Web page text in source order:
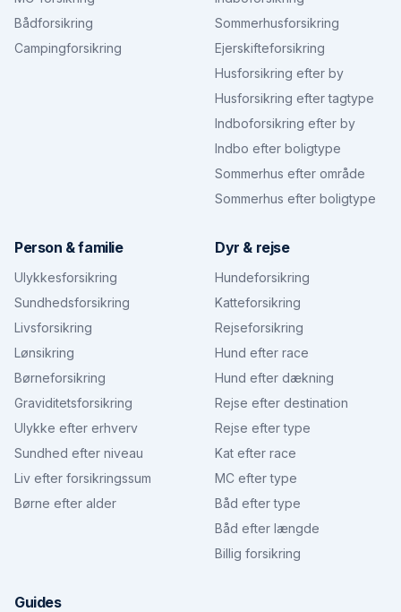
Bådforsikring
Campingforsikring
Sommerhusforsikring
Ejerskifteforsikring
Husforsikring efter by
Husforsikring efter tagtype
Indboforsikring efter by
Indbo efter boligtype
Sommerhus efter område
Sommerhus efter boligtype
Person & familie
Ulykkesforsikring
Sundhedsforsikring
Livsforsikring
Lønsikring
Børneforsikring
Graviditetsforsikring
Ulykke efter erhverv
Sundhed efter niveau
Liv efter forsikringssum
Børne efter alder
Dyr & rejse
Hundeforsikring
Katteforsikring
Rejseforsikring
Hund efter race
Hund efter dækning
Rejse efter destination
Rejse efter type
Kat efter race
MC efter type
Båd efter type
Båd efter længde
Billig forsikring
Guides